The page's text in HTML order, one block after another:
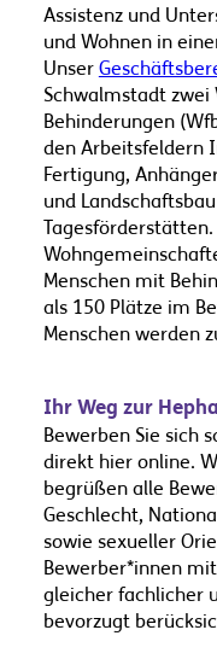
Assistenz und
und Wohnen in
Unser
Schwalmstadt
Behinderungen
den Arbeitsfeldern
Fertigung,
und
Menschen mit
als 150 Plätze im
Menschen werden
Ihr Weg zur
Bewerben Sie sich
direkt hier online.
begrüßen alle
Geschlecht,
sowie sexueller
Bewerber*innen
gleicher fachlicher
bevorzugt